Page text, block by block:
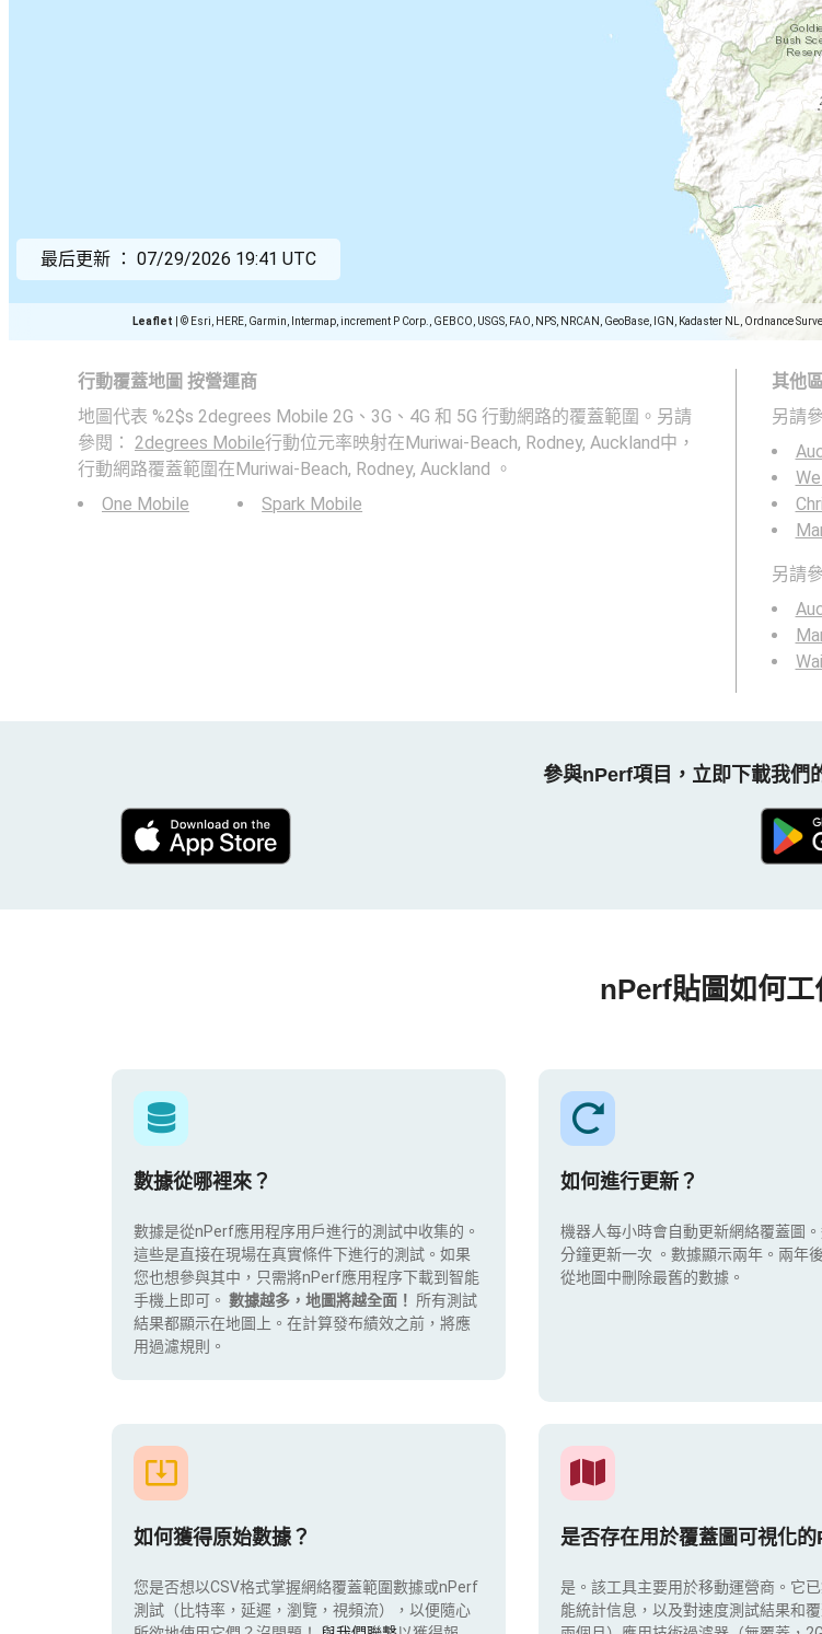
Leaflet © Esri, HERE, Garmin, Intermap, increment P Corp., GEBCO, USGS, FAO, NPS, NRCAN, GeoBase, IGN, Kadaster NL, Ordnance
最后更新 ： 07/29/2026 19:41 UTC
行動覆蓋地圖 按營運商
地圖代表 %2$s 2degrees Mobile 2G、3G、4G 和 5G 行動網路的覆蓋範圍。另請
參閱： 2degrees Mobile行動位元率映射在Muriwai-Beach, Rodney, Auckland中，
行動網路覆蓋範圍在Muriwai-Beach, Rodney, Auckland 。
One Mobile
Spark Mobile
其他
另請
另請
參與nPerf項目，立即下載我們
nPerf貼圖如何工
數據從哪裡來？
數據是從nPerf應用程序用戶進行的測試中收集的。
這些是直接在現場在真實條件下進行的測試。如果
您也想參與其中，只需將nPerf應用程序下載到智能
手機上即可。 數據越多，地圖將越全面！ 所有測試
結果都顯示在地圖上。在計算發布績效之前，將應
用過濾規則。
如何進行更新？
機器人每小時會自動更新網絡覆蓋圖
分鐘更新一次 。數據顯示兩年。兩年
從地圖中刪除最舊的數據。
如何獲得原始數據？
您是否想以CSV格式掌握網絡覆蓋範圍數據或nPerf
測試（比特率，延遲，瀏覽，視頻流），以便隨心
是否存在用於覆蓋圖可視化的
是。該工具主要用於移動運營商。它
能統計信息，以及對速度測試結果和